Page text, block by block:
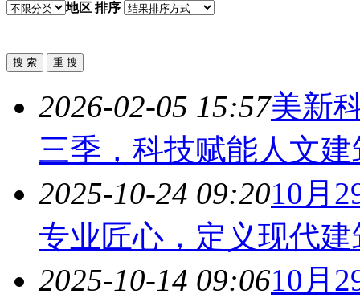
地区 排序
2026-02-05 15:57美新
三季，科技赋能人文建
2025-10-24 09:2010月
专业匠心，定义现代建
2025-10-14 09:0610月